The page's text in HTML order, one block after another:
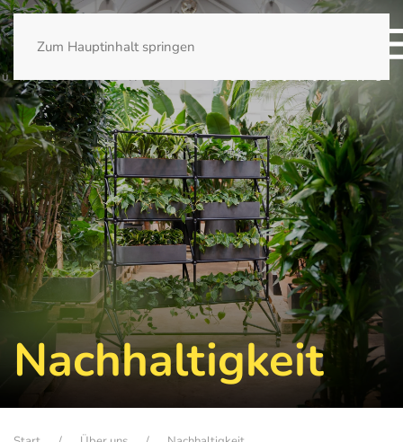
Zum Hauptinhalt springen
Nach­haltigkeit